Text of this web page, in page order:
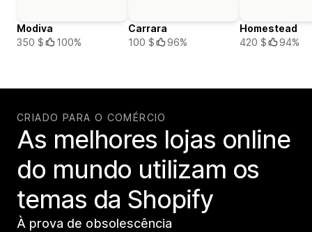
Modiva
350 $
100%
Carrara
100 $
96%
Homestead
420 $
94%
CRIADO PARA O COMÉRCIO
As melhores lojas online
do mundo utilizam os
temas da Shopify
À prova de obsolescência